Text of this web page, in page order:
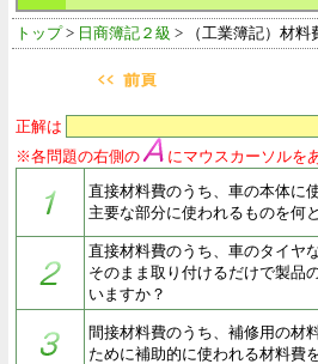
トップ> 日商簿記２級 > （工業簿記）材料
正解は
※各問題の右側の
にマウスカーソルを
直接材料費のうち、車の本体に
主要な部分に使われるものを何
直接材料費のうち、車のタイヤ
そのまま取り付けるだけで製品
いますか？
間接材料費のうち、補修用の材
ために補助的に使われる材料費